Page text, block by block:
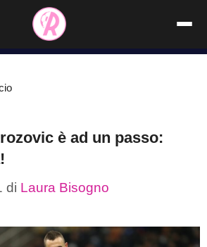
è ad un passo:
di Laura Bisogno